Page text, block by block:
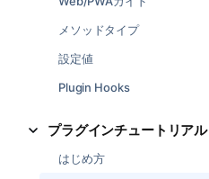
メソッドタイプ
設定値
Plugin Hooks
プラグインチュートリアル
はじめ方